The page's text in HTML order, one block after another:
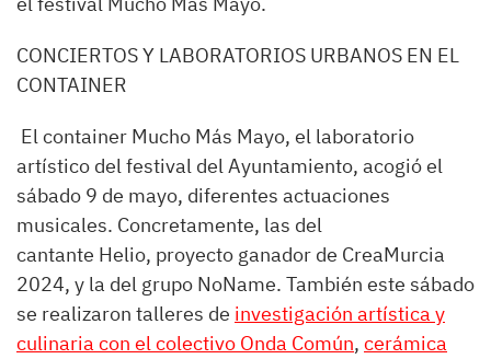
CONCIERTOS Y LABORATORIOS URBANOS EN EL
CONTAINER
El container Mucho Más Mayo, el laboratorio
artístico del festival del Ayuntamiento, acogió el
sábado 9 de mayo, diferentes actuaciones
musicales. Concretamente, las del
cantante Helio, proyecto ganador de CreaMurcia
2024, y la del grupo NoName. También este sábado
se realizaron talleres de investigación artística y
culinariacon elcolectivo Onda Común, cerámica